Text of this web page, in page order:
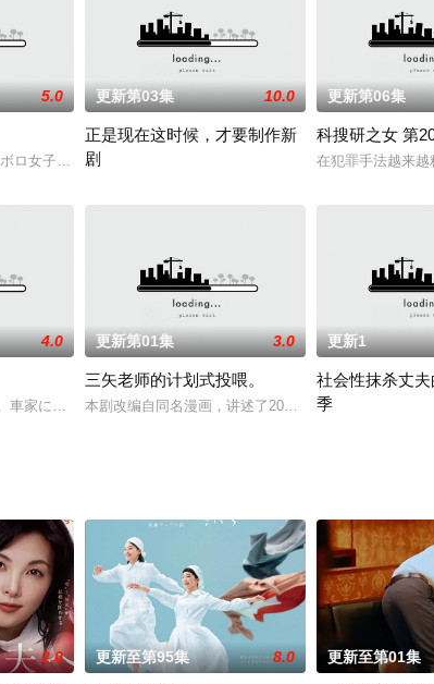
恳甚至有些憋屈窝囊的中年男子，他为了工作终日奔波，也不受周
5.0
ロ女子”鹿森海（しかもりうみ）が最高の自分に生まれ変わろうと
更新第03集 10.0
正是现在这时候，才要制作新
剧
ＮＨＫ因应疫情推出由远距会议，彩排大幅减少会面
更新第06集
科搜研之女 第
在犯罪手法越来
朋友。 他们开始一起做兼职，并认识了大学生永慈（中川大介 饰
4.0
車家にも２２６事件が勃発。雪のこの日、帝釈天の参道にある団
更新第01集 3.0
三矢老师的计划式投喂。
本剧改编自同名漫画，讲述了20多岁的年轻编辑石田
更新1
社会性抹杀丈
季
2.0 更新至第95集 8.0 更新至第01集